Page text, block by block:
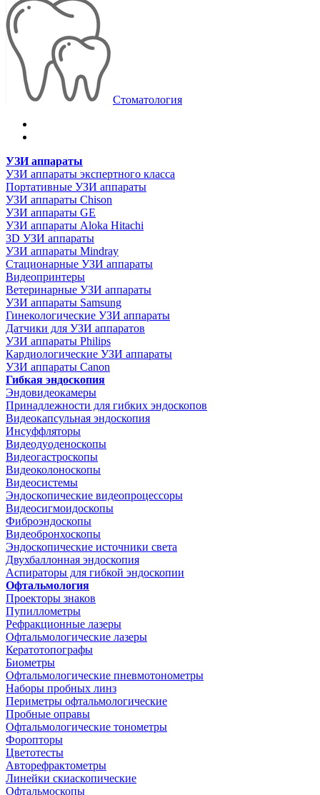
Стоматология
УЗИ аппараты
УЗИ аппараты экспертного класса
Портативные УЗИ аппараты
УЗИ аппараты Chison
УЗИ аппараты GE
УЗИ аппараты Aloka Hitachi
3D УЗИ аппараты
УЗИ аппараты Mindray
Стационарные УЗИ аппараты
Видеопринтеры
Ветеринарные УЗИ аппараты
УЗИ аппараты Samsung
Гинекологические УЗИ аппараты
Датчики для УЗИ аппаратов
УЗИ аппараты Philips
Кардиологические УЗИ аппараты
УЗИ аппараты Canon
Гибкая эндоскопия
Эндовидеокамеры
Принадлежности для гибких эндоскопов
Видеокапсульная эндоскопия
Инсуффляторы
Видеодуоденоскопы
Видеогастроскопы
Видеоколоноскопы
Видеосистемы
Эндоскопические видеопроцессоры
Видеосигмоидоскопы
Фиброэндоскопы
Видеобронхоскопы
Эндоскопические источники света
Двухбаллонная эндоскопия
Аспираторы для гибкой эндоскопии
Офтальмология
Проекторы знаков
Пупиллометры
Рефракционные лазеры
Офтальмологические лазеры
Кератотопографы
Биометры
Офтальмологические пневмотонометры
Наборы пробных линз
Периметры офтальмологические
Пробные оправы
Офтальмологические тонометры
Форопторы
Цветотесты
Авторефрактометры
Линейки скиаскопические
Офтальмоскопы